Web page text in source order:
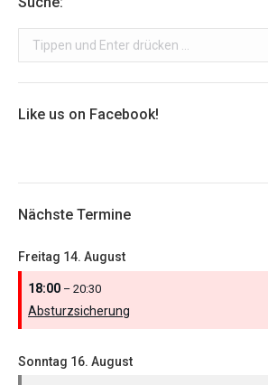
Search:
Like us on Facebook!
Nächste Termine
Freitag 14. August
18:00 – 20:30
Absturzsicherung
Sonntag 16. August